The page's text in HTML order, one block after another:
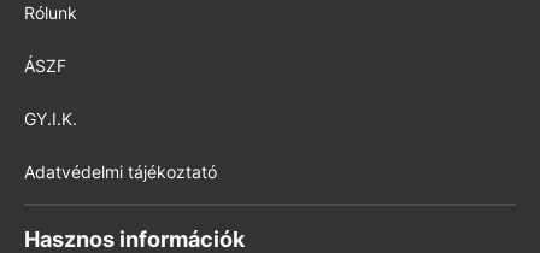
Rólunk
ÁSZF
GY.I.K.
Adatvédelmi tájékoztató
Hasznos információk